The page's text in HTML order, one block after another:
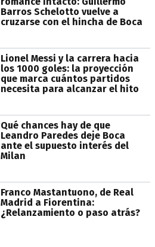
Barros Schelotto vuelve a
cruzarse con el hincha de Boca
Lionel Messi y la carrera hacia
los 1000 goles: la proyección
que marca cuántos partidos
necesita para alcanzar el hito
Qué chances hay de que
Leandro Paredes deje Boca
ante el supuesto interés del
Milan
Franco Mastantuono, de Real
Madrid a Fiorentina:
¿Relanzamiento o paso atrás?